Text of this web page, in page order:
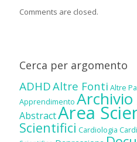
Comments are closed.
Cerca per argomento
ADHDAltre Fonti Altre
Apprendimento
AbstractArea
Scientifici Cardiologia